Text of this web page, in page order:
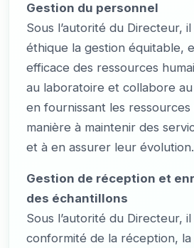
Gestion du personnel
Sous l’autorité du Directeur,
éthique la gestion équitable,
efficace des ressources
au laboratoire et collabore au
en fournissant les ressources
manière à maintenir des
et à en assurer leur évolution.
Gestion de réception et
des échantillons
Sous l’autorité du Directeur,
conformité de la réception,